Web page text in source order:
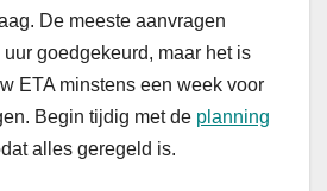
De meeste aanvragen
goedgekeurd, maar het is
ETA minstens een week voor
Begin tijdig met de planning
alles geregeld is.